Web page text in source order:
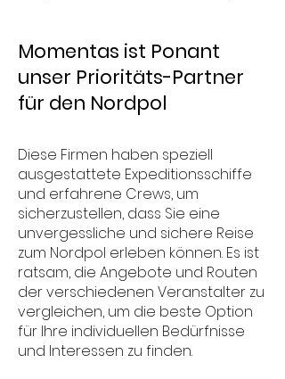
Momentas ist Ponant
unser Prioritäts-Partner
für den Nordpol
Diese Firmen haben speziell
ausgestattete Expeditionsschiffe
und erfahrene Crews, um
sicherzustellen, dass Sie eine
unvergessliche und sichere Reise
zum Nordpol erleben können. Es ist
ratsam, die Angebote und Routen
der verschiedenen Veranstalter zu
vergleichen, um die beste Option
für Ihre individuellen Bedürfnisse
und Interessen zu finden.